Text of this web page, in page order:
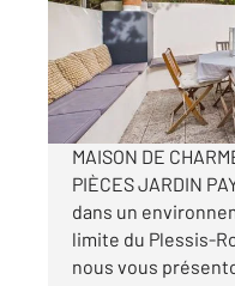
Maison à
830
Visiter le site dédié
MAISON DE
PIÈCES JARDIN
dans un
limite du Plessis-
nous vous